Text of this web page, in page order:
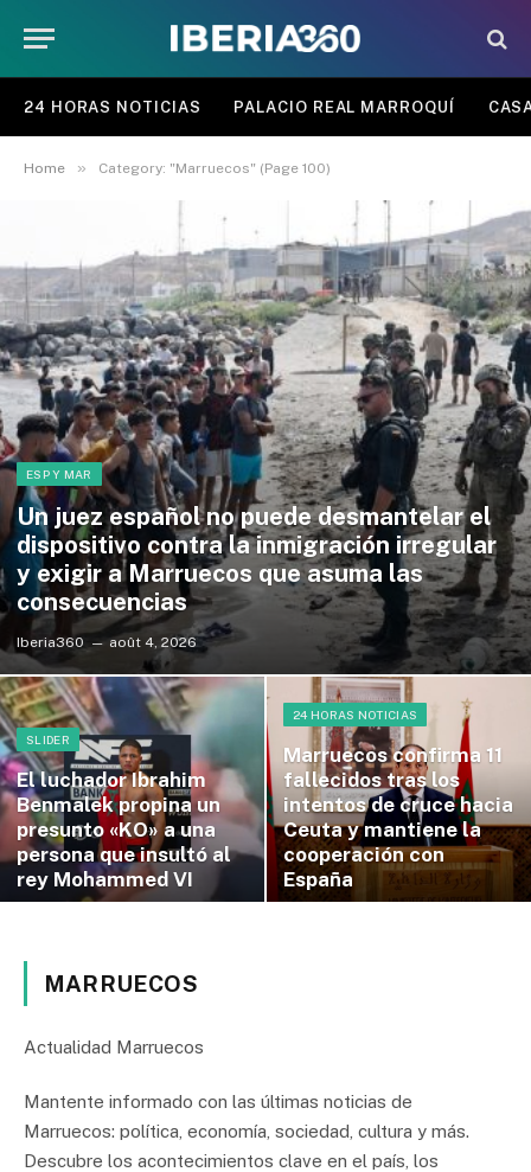
24 HORAS NOTICIAS PALACIO REAL MARROQUÍ
Home » Category: "Marruecos" (Page 100)
ESP Y MAR
Un juez español no puede desmantelar el
dispositivo contra la inmigración irregular
y exigir a Marruecos que asuma las
consecuencias
Iberia360 août 4, 2026
SLIDER
El luchador Ibrahim
Benmalek propina un
presunto «KO» a una
persona que insultó al
rey Mohammed VI
24 HORAS NOTICIAS
Marruecos confirma 11
fallecidos tras los
intentos de cruce hacia
Ceuta y mantiene la
cooperación con
España
MARRUECOS
Actualidad Marruecos
Mantente informado con las últimas noticias de
Marruecos: política, economía, sociedad, cultura y más.
Descubre los acontecimientos clave en el país, los